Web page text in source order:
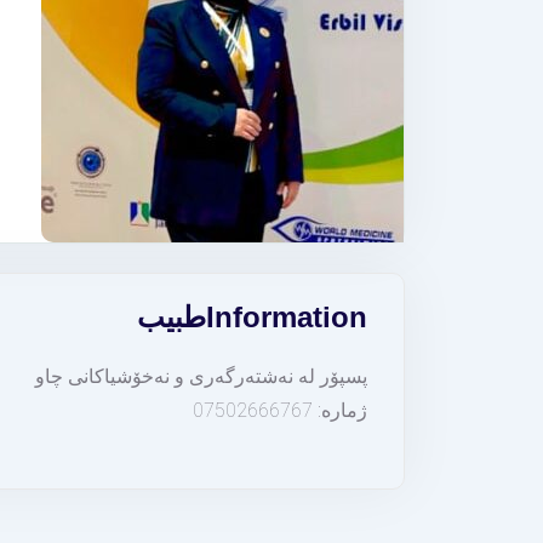
طبيبInformation
پسپۆر لە نەشتەرگەری و نەخۆشیاکانی چاو
ژمارە: 07502666767